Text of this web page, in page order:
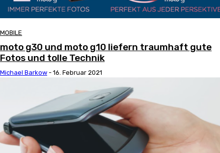
MOBILE
moto g30 und moto g10 liefern traumhaft gute
Fotos und tolle Technik
Michael Barkow - 16. Februar 2021